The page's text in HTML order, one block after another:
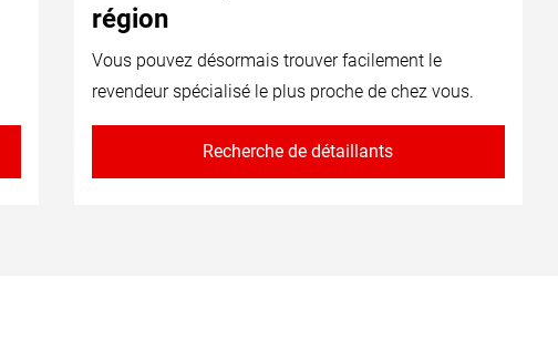
région
Vous pouvez désormais trouver facilement le
revendeur spécialisé le plus proche de chez vous.
Recherche de détaillants